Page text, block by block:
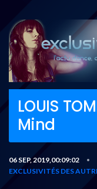
LOUIS
Mind
06 SEP, 2019,00:09:02 •
EXCLUSIVITÉS DES